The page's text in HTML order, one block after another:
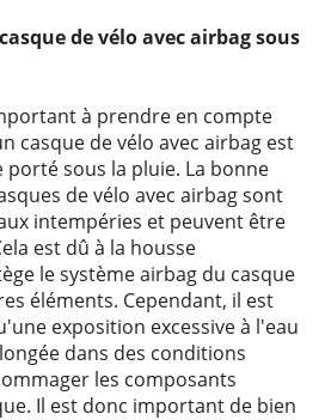
de vélo avec airbag sous
à prendre en compte
casque de vélo avec airbag est
sous la pluie. La bonne
de vélo avec airbag sont
intempéries et peuvent être
est dû à la housse
le système airbag du casque
éléments. Cependant, il est
exposition excessive à l'eau
dans des conditions
les composants
Il est donc important de bien